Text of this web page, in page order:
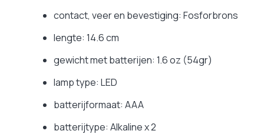
contact, veer en bevestiging: Fosforbrons
lengte: 14.6 cm
gewicht met batterijen: 1.6 oz (54gr)
lamp type: LED
batterijformaat: AAA
batterijtype: Alkaline x 2